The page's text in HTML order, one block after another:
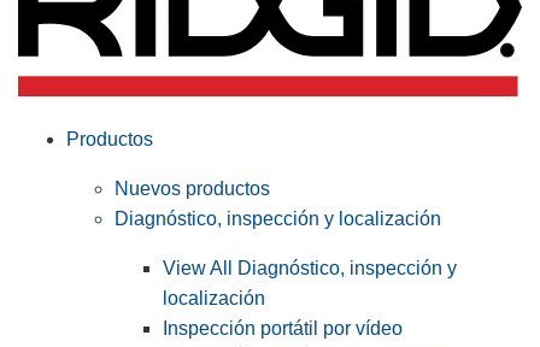
Productos
Nuevos productos
Diagnóstico, inspección y localización
View All Diagnóstico, inspección y
localización
Inspección portátil por vídeo